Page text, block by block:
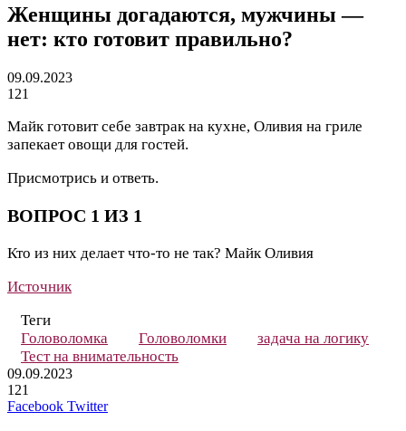
Женщины догадаются, мужчины —
нет: кто готовит правильно?
09.09.2023
121
Майк готовит себе завтрак на кухне, Оливия на гриле
запекает овощи для гостей.
Присмотрись и ответь.
ВОПРОС 1 ИЗ 1
Кто из них делает что-то не так? Майк Оливия
Источник
Теги
Головоломка
Головоломки
задача на логику
Тест на внимательность
09.09.2023
121
Facebook TwitterLinkedIn
Pinterest
Вконтакте
Одноклассники
Skype
WhatsApp
Telegram
Viber